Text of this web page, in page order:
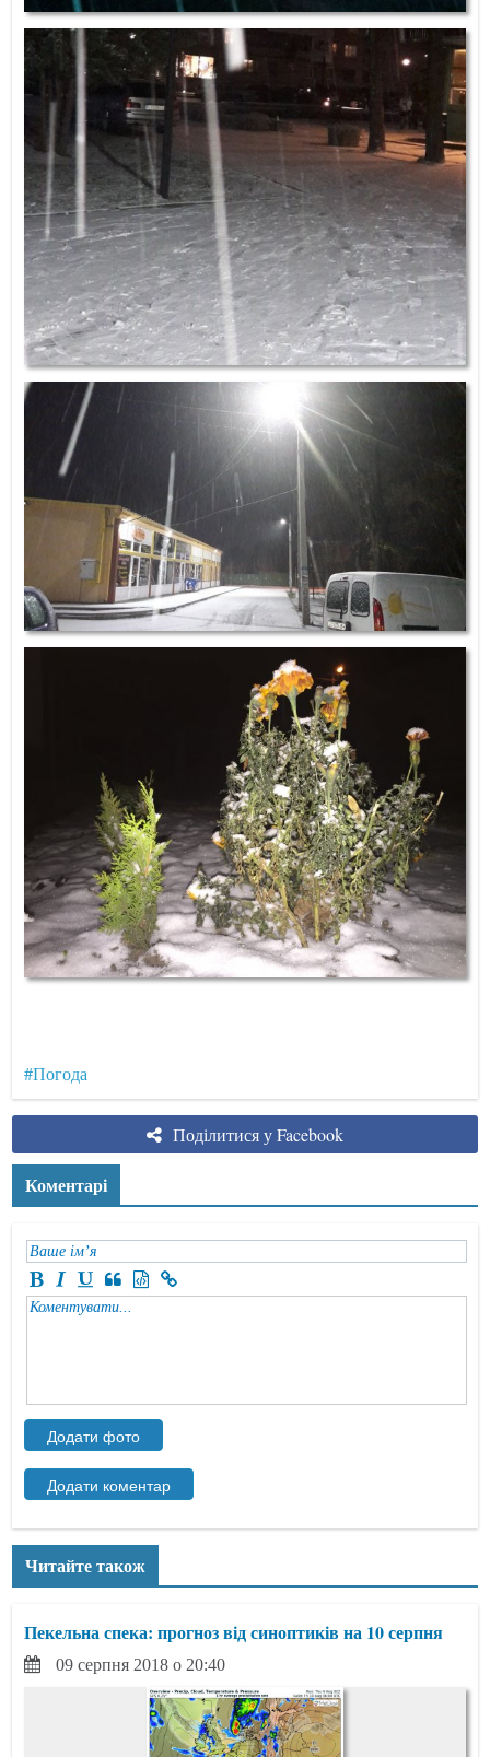
#Погода
Поділитися у Facebook
Коментарі
Читайте також
Пекельна спека: прогноз від синоптиків на 10 серпня
09 серпня 2018 о 20:40